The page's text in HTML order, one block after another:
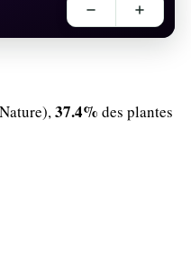
37.4% des plantes